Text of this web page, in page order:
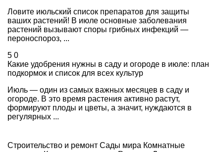
Ловите июльский список препаратов для защиты
ваших растений! В июле основные заболевания
растений вызывают споры грибных инфекций —
пероноспороз, ...
5 0
Какие удобрения нужны в саду и огороде в июле: план
подкормок и список для всех культур
Июль — один из самых важных месяцев в саду и
огороде. В это время растения активно растут,
формируют плоды и цветы, а значит, нуждаются в
регулярных ...
Строительство и ремонт Сады мира Комнатные